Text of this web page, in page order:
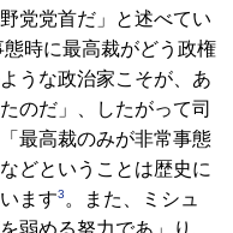
党党首だ」と述べてい
時に最高裁がどう政権
うな政治家こそが、あ
のだ」、したがって司
最高裁のみが非常事態
どということは歴史に
ます3 。また、ミシュ
弱める努力であ」り、